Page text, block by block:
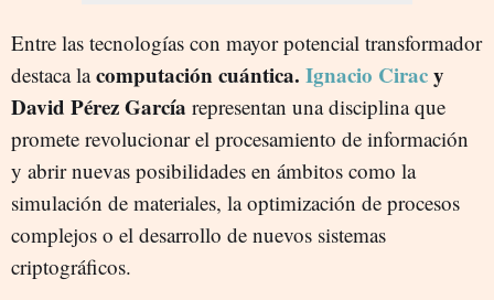
Entre las tecnologías con mayor potencial transformador
destaca lacomputación cuántica. Ignacio Ciracy
David Pérez García representan una disciplina que
promete revolucionar el procesamiento de información
y abrir nuevas posibilidades en ámbitos como la
simulación de materiales, la optimización de procesos
complejos o el desarrollo de nuevos sistemas
criptográficos.